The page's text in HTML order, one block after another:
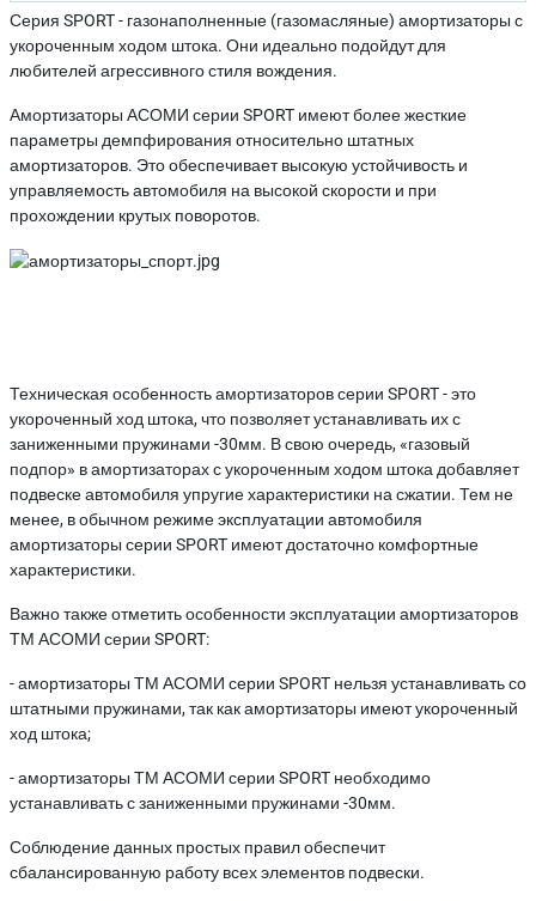
Серия SPORT - газонаполненные (газомасляные) амортизаторы с
укороченным ходом штока. Они идеально подойдут для
любителей агрессивного стиля вождения.
Амортизаторы АСОМИ серии SPORT имеют более жесткие
параметры демпфирования относительно штатных
амортизаторов. Это обеспечивает высокую устойчивость и
управляемость автомобиля на высокой скорости и при
прохождении крутых поворотов.
Техническая особенность амортизаторов серии SPORT - это
укороченный ход штока, что позволяет устанавливать их с
заниженными пружинами -30мм. В свою очередь, «газовый
подпор» в амортизаторах с укороченным ходом штока добавляет
подвеске автомобиля упругие характеристики на сжатии. Тем не
менее, в обычном режиме эксплуатации автомобиля
амортизаторы серии SPORT имеют достаточно комфортные
характеристики.
Важно также отметить особенности эксплуатации амортизаторов
ТМ АСОМИ серии SPORT:
- амортизаторы ТМ АСОМИ серии SPORT нельзя устанавливать со
штатными пружинами, так как амортизаторы имеют укороченный
ход штока;
- амортизаторы ТМ АСОМИ серии SPORT необходимо
устанавливать с заниженными пружинами -30мм.
Соблюдение данных простых правил обеспечит
сбалансированную работу всех элементов подвески.